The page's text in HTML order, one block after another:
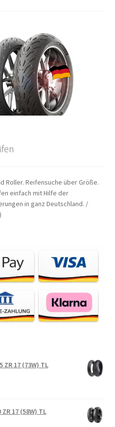
Roller. Reifensuche über Größe.
einfach mit Hilfe der
in ganz Deutschland. /
17 (73W) TL
17 (58W) TL